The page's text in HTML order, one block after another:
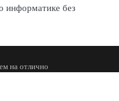
информатике без
на отлично